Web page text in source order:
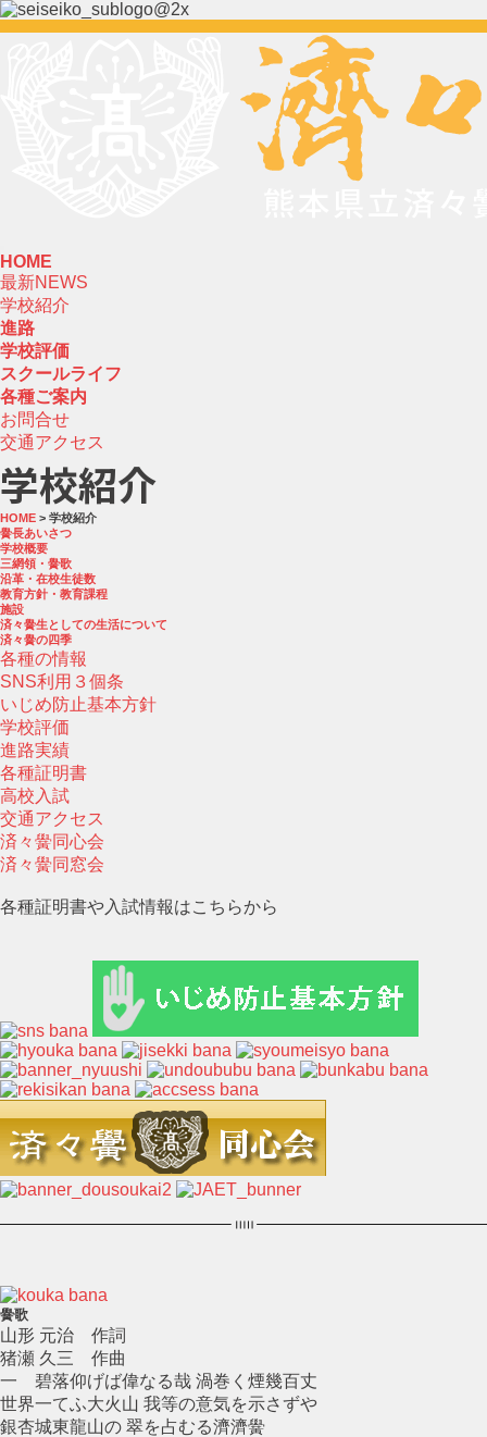
HOME
最新NEWS
学校紹介
進路
学校評価
スクールライフ
各種ご案内
お問合せ
交通アクセス
学校紹介
HOME > 学校紹介
黌長あいさつ
学校概要
三網領・黌歌
沿革・在校生徒数
教育方針・教育課程
施設
済々黌生としての生活について
済々黌の四季
各種の情報
SNS利用３個条
いじめ防止基本方針
学校評価
進路実績
各種証明書
高校入試
交通アクセス
済々黌同心会
済々黌同窓会
各種証明書や入試情報はこちらから
黌歌
山形 元治 作詞
猪瀬 久三 作曲
一 碧落仰げば偉なる哉 渦巻く煙幾百丈
世界一てふ大火山 我等の意気を示さずや
銀杏城東龍山の 翠を占むる濟濟黌